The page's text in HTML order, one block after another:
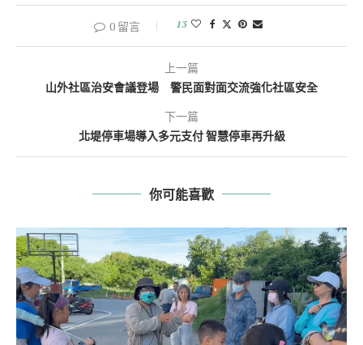
0 留言 13
上一篇
山外社區治安會議登場 警民面對面交流強化社區安全
下一篇
北堤停車場導入多元支付 智慧停車再升級
你可能喜歡